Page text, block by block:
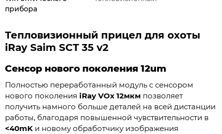
прибора
Тепловизионный прицел для охоты
iRay Saim SCT 35 v2
Сенсор нового поколения 12um
Полностью переработанный модуль с сенсором
нового поколения iRay VOx 12мкм позволяет
получить намного больше деталей на всей дистанции
работы, благодаря повышенной чувствительности в
<40mK и новому обработчику изображения